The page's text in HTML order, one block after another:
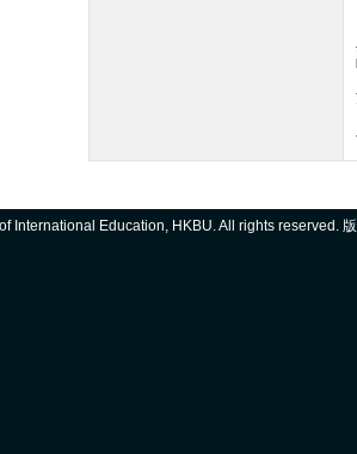
International Education, HKBU. All rights reserved.